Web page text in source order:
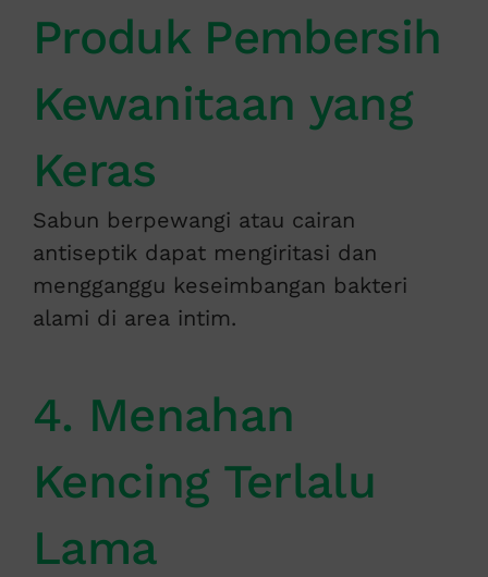
Produk Pembersih
Kewanitaan yang
Keras
Sabun berpewangi atau cairan
antiseptik dapat mengiritasi dan
mengganggu keseimbangan bakteri
alami di area intim.
4. Menahan
Kencing Terlalu
Lama